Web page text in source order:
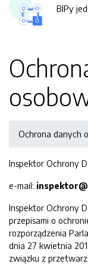
BIPy
Ochrona danych
Inspektor Ochrony
e-mail:
Inspektor Ochrony
przepisami o
rozporządzenia
dnia 27 kwietnia
związku z